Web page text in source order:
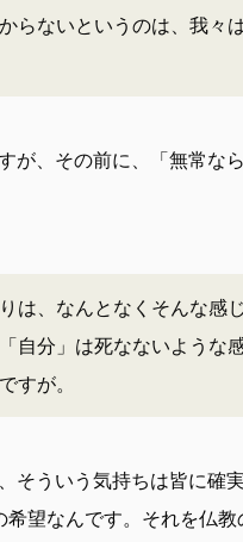
らないというのは、我々
が、その前に、「無常な
は、なんとなくそんな感
自分」は死なないような
すが。
そういう気持ちは皆に確
希望なんです。それを仏